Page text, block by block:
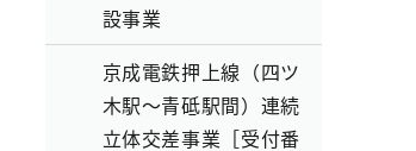
設事業
京成電鉄押上線（四ツ
木駅～青砥駅間）連続
立体交差事業［受付番